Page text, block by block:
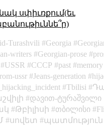
սփիւռքում(եւ
Turashvili Georgia
writers
Georgian-prose
USSR СССР past memory
ussr
Jeans-generation
Tbilisi
დავით-ტურაშვილი
Թբիլիսի თბილისი
սովետ
պատմություն